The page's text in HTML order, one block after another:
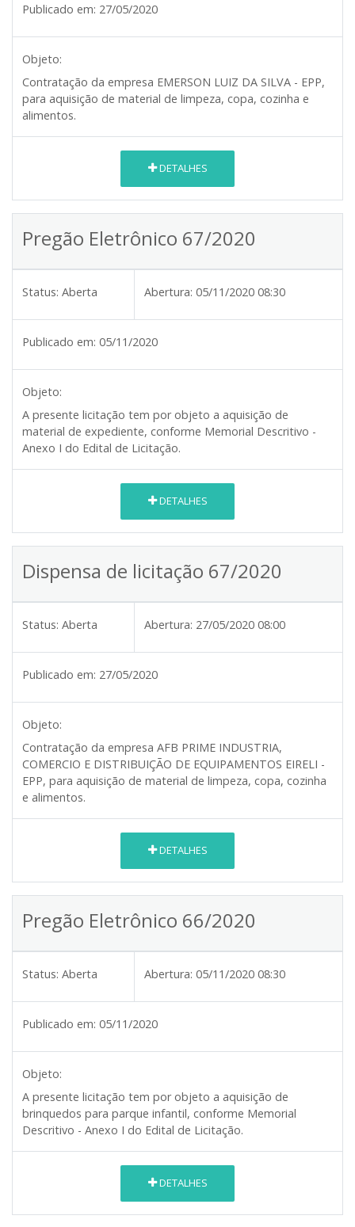
Publicado em: 27/05/2020
Objeto:
Contratação da empresa EMERSON LUIZ DA SILVA - EPP,
para aquisição de material de limpeza, copa, cozinha e
alimentos.
DETALHES
Pregão Eletrônico 67/2020
Status: Aberta Abertura: 05/11/2020 08:30
Publicado em: 05/11/2020
Objeto:
A presente licitação tem por objeto a aquisição de
material de expediente, conforme Memorial Descritivo -
Anexo I do Edital de Licitação.
DETALHES
Dispensa de licitação 67/2020
Status: Aberta Abertura: 27/05/2020 08:00
Publicado em: 27/05/2020
Objeto:
Contratação da empresa AFB PRIME INDUSTRIA,
COMERCIO E DISTRIBUIÇÃO DE EQUIPAMENTOS EIRELI -
EPP, para aquisição de material de limpeza, copa, cozinha
e alimentos.
DETALHES
Pregão Eletrônico 66/2020
Status: Aberta Abertura: 05/11/2020 08:30
Publicado em: 05/11/2020
Objeto:
A presente licitação tem por objeto a aquisição de
brinquedos para parque infantil, conforme Memorial
Descritivo - Anexo I do Edital de Licitação.
DETALHES